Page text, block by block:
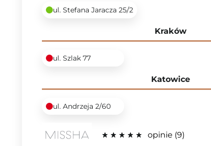
ul. Stefana Jaracza 25/2
Kraków
ul. Szlak 77
Katowice
ul. Andrzeja 2/60
opinie 9